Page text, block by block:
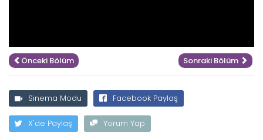
Önceki Bölüm Sonraki Bölüm
Sinema Modu Facebook Paylaş
X'de Paylaş Yorum Yap